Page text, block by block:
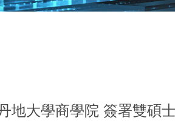
地大學商學院 簽署雙碩